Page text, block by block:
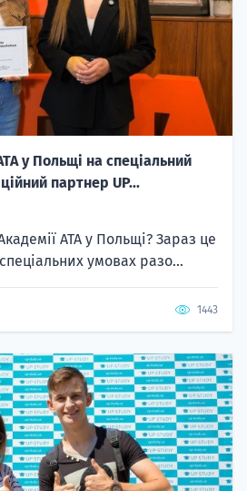
у Польщі на спеціальний
партнер UP...
ATA у Польщі? Зараз це
умовах разо...
1443